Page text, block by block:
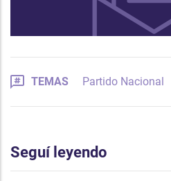
TEMAS Partido Nacional
Seguí leyendo